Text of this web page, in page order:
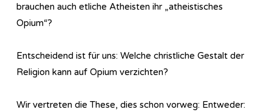
brauchen auch etliche Atheisten ihr „atheistisches
Opium“?
Entscheidend ist für uns: Welche christliche Gestalt der
Religion kann auf Opium verzichten?
Wir vertreten die These, dies schon vorweg: Entweder: